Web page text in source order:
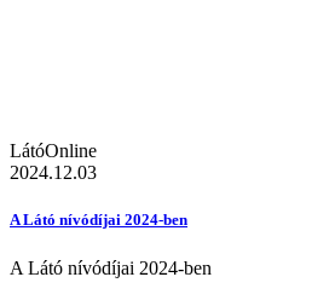
LátóOnline
2024.12.03
A Látó nívódíjai 2024-ben
A Látó nívódíjai 2024-ben